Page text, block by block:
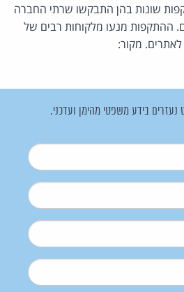
שונות בהן התבקשו שרתי החברה
ההתקפות מנעו מלקוחות רבים של
מקור:
נעזרים בידע משפטי מהימן ועדכני.